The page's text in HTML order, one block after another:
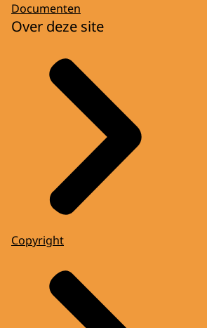
Documenten
Over deze site
Copyright